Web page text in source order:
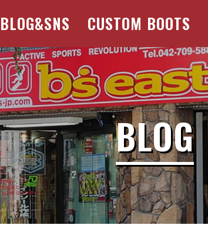
BLOG&SNS CUSTOM BOOTS
BLOG